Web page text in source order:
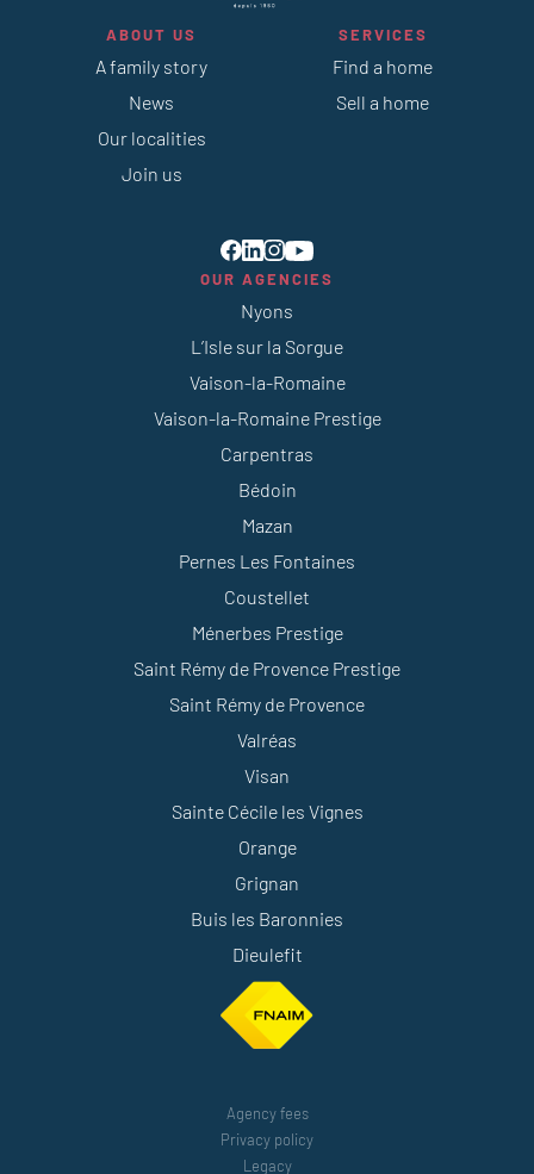
ABOUT US
A family story
News
Our localities
Join us
SERVICES
Find a home
Sell a home
OUR AGENCIES
Nyons
L’Isle sur la Sorgue
Vaison-la-Romaine
Vaison-la-Romaine Prestige
Carpentras
Bédoin
Mazan
Pernes Les Fontaines
Coustellet
Ménerbes Prestige
Saint Rémy de Provence Prestige
Saint Rémy de Provence
Valréas
Visan
Sainte Cécile les Vignes
Orange
Grignan
Buis les Baronnies
Dieulefit
Agency fees
Privacy policy
Legacy